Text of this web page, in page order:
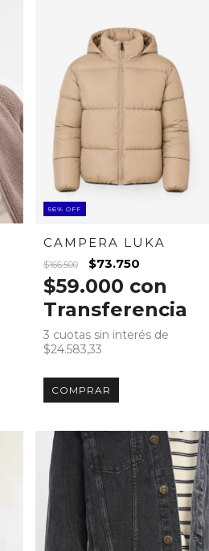
56% OFF
CAMPERA LUKA
$166.500 $73.750
$59.000 con
Transferencia
3 cuotas sin interés de
$24.583,33
COMPRAR